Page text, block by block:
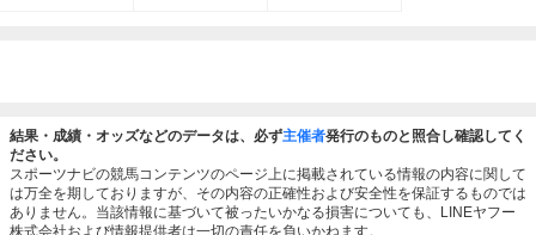
結果・成績・オッズなどのデータは、必ず主催者発行のものと照合し確認してく
ださい。
スポーツナビの競馬コンテンツのページ上に掲載されている情報の内容に関して
は万全を期しておりますが、その内容の正確性および安全性を保証するものでは
ありません。当該情報に基づいて被ったいかなる損害についても、LINEヤフー
株式会社および情報提供者は一切の責任を負いかねます。